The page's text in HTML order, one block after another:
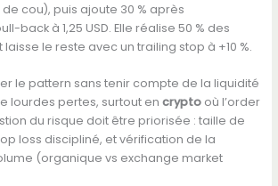
de cou), puis ajoute 30 % après
back à 1,25 USD. Elle réalise 50 % des
laisse le reste avec un trailing stop à +10 %.
le pattern sans tenir compte de la liquidité
lourdes pertes, surtout en cryptooù l’order
du risque doit être priorisée : taille de
loss discipliné, et vérification de la
(organique vs exchange market